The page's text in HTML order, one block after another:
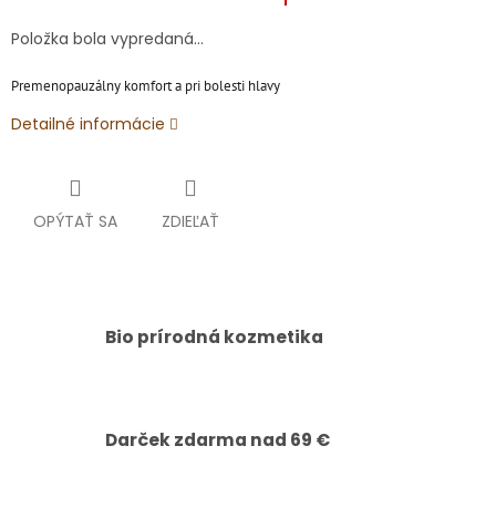
Položka bola vypredaná…
Premenopauzálny komfort a pri bolesti hlavy
Detailné informácie
OPÝTAŤ SA ZDIEĽAŤ
Bio prírodná kozmetika
Darček zdarma nad 69 €